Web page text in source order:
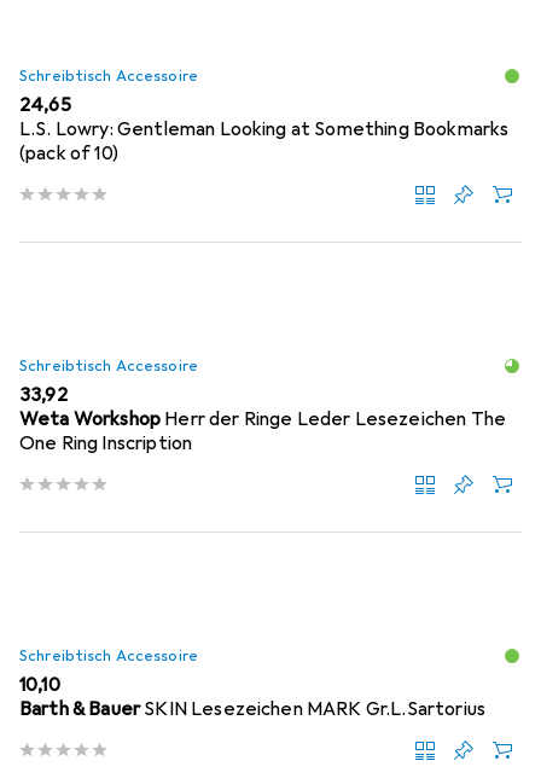
Schreibtisch Accessoire
EUR
24,65
L.S. Lowry: Gentleman Looking at Something Bookmarks
(pack of 10)
Schreibtisch Accessoire
EUR
33,92
Weta Workshop Herr der Ringe Leder Lesezeichen The
One Ring Inscription
Schreibtisch Accessoire
EUR
10,10
Barth & BauerSKIN Lesezeichen MARK Gr.L.Sartorius